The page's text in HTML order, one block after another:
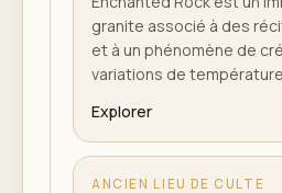
granite associé à des
et à un phénomène de
variations de
Explorer
ANCIEN LIEU DE CULTE